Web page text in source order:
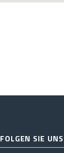
FOLGEN SIE UNS